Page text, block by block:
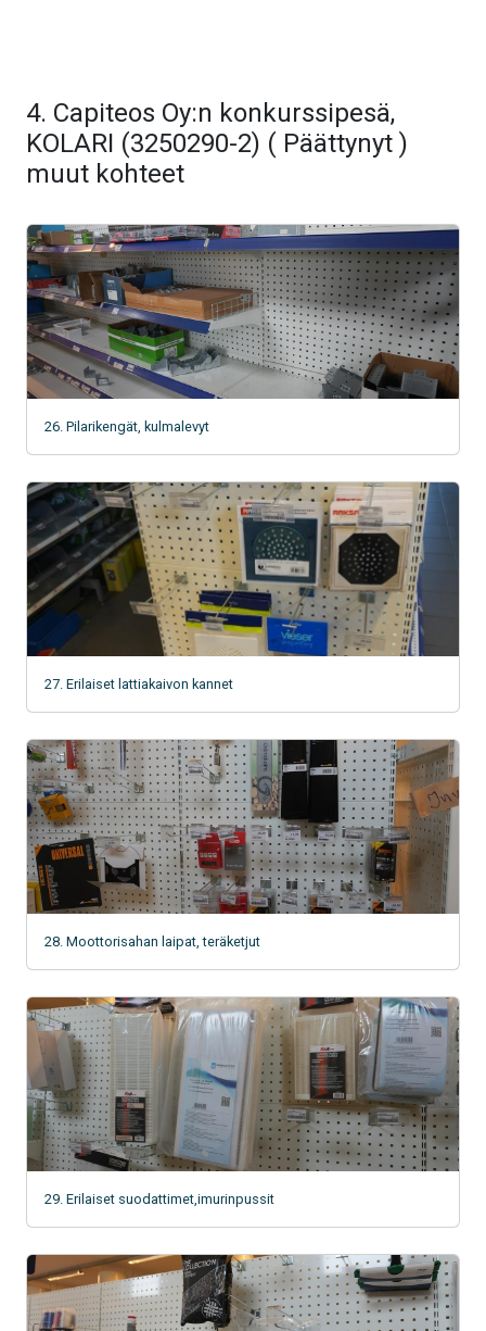
4. Capiteos Oy:n konkurssipesä,
KOLARI (3250290-2) ( Päättynyt )
muut kohteet
26. Pilarikengät, kulmalevyt
27. Erilaiset lattiakaivon kannet
28. Moottorisahan laipat, teräketjut
29. Erilaiset suodattimet,imurinpussit